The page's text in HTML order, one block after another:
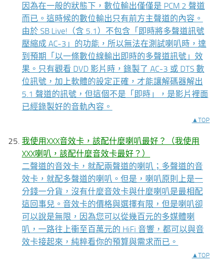
因為在一般的狀態下，數位輸出僅僅是 PCM 2 聲道
而已。這時候的數位輸出只有前方主聲道的內容。
由於 SB Live!（含 5.1）不包含「即時將多聲道訊號
壓縮成 AC-3」的功能，所以無法在測試喇叭時，達
到預期「以一條數位線輸出即時的多聲道訊號」效
果。只有觀看 DVD 影片時，錄製了 AC-3 或 DTS 數
位訊號，加上軟體的設定正確，才能讓解碼器解出
5.1 聲道的訊號，但這個不是「即時」，是影片裡面
已經錄製好的音軌內容。
▲TOP
我使用XXX音效卡，該配什麼喇叭最好？（我使用
XXX喇叭，該配什麼音效卡最好？）
二聲道的音效卡，就配兩聲道的喇叭；多聲道的音
效卡，就配多聲道的喇叭。但是，喇叭原則上是一
分錢一分貨，沒有什麼音效卡與什麼喇叭是最相配
這回事兒。音效卡的價格與選擇有限，但是喇叭卻
可以說是無限，因為您可以從幾百元的多媒體喇
叭，一路往上衝至百萬元的 HiFi 音響，都可以與音
效卡接起來，純粹看你的預算與需求而已。
▲TOP